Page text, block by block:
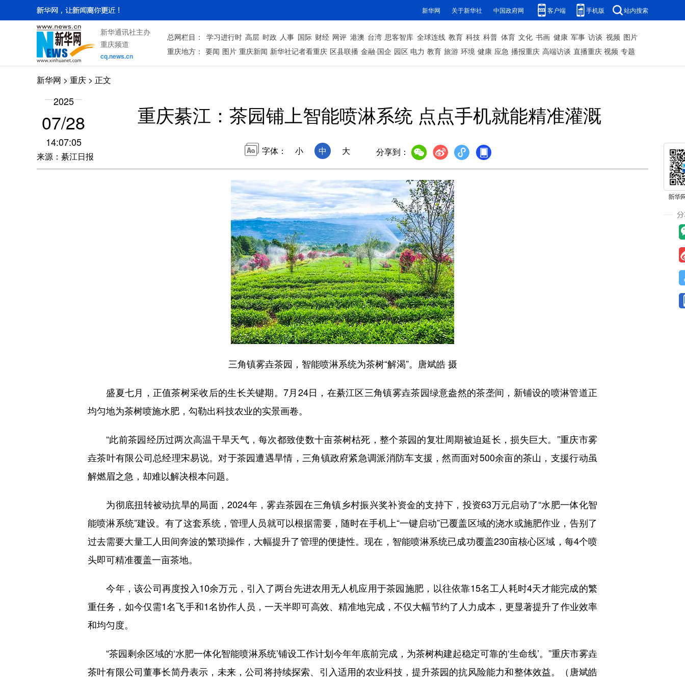
新华网 关于新华社 中国政府网 客户端 手机版 站内搜索
新华通讯社主办
重庆频道
cq.news.cn
总网栏目： 学习进行时 高层 时政 人事 国际 财经 网评 港澳 台湾 思客智库 全球连线 教育 科技 科普 体育 文化 书画 健康 军事 访谈 视频 图片
重庆地方： 要闻 图片 重庆新闻 新华社记者看重庆 区县联播 金融·国企 园区 电力 教育 旅游 环境 健康 应急 播报重庆 高端访谈 直播重庆 视频 专题
新华网 > 重庆 > 正文
2025
07/28
14:07:05
来源：綦江日报
重庆綦江：茶园铺上智能喷淋系统 点点手机就能精准灌溉
字体： 小 中 大 分享到：
三角镇雾垚茶园，智能喷淋系统为茶树“解渴”。唐斌皓 摄
盛夏七月，正值茶树采收后的生长关键期。7月24日，在綦江区三角镇雾垚茶园绿意盎然的茶垄间，新铺设的喷淋管道正
均匀地为茶树喷施水肥，勾勒出科技农业的实景画卷。
“此前茶园经历过两次高温干旱天气，每次都致使数十亩茶树枯死，整个茶园的复壮周期被迫延长，损失巨大。”重庆市雾
垚茶叶有限公司总经理宋易说。对于茶园遭遇旱情，三角镇政府紧急调派消防车支援，然而面对500余亩的茶山，支援行动虽
解燃眉之急，却难以解决根本问题。
为彻底扭转被动抗旱的局面，2024年，雾垚茶园在三角镇乡村振兴奖补资金的支持下，投资63万元启动了“水肥一体化智
能喷淋系统”建设。有了这套系统，管理人员就可以根据需要，随时在手机上“一键启动”已覆盖区域的浇水或施肥作业，告别了
过去需要大量工人田间奔波的繁琐操作，大幅提升了管理的便捷性。现在，智能喷淋系统已成功覆盖230亩核心区域，每4个喷
头即可精准覆盖一亩茶地。
今年，该公司再度投入10余万元，引入了两台先进农用无人机应用于茶园施肥，以往依靠15名工人耗时4天才能完成的繁
重任务，如今仅需1名飞手和1名协作人员，一天半即可高效、精准地完成，不仅大幅节约了人力成本，更显著提升了作业效率
和均匀度。
“茶园剩余区域的‘水肥一体化智能喷淋系统’铺设工作计划今年年底前完成，为茶树构建起稳定可靠的‘生命线’。”重庆市雾垚
茶叶有限公司董事长简丹表示，未来，公司将持续探索、引入适用的农业科技，提升茶园的抗风险能力和整体效益。（唐斌皓